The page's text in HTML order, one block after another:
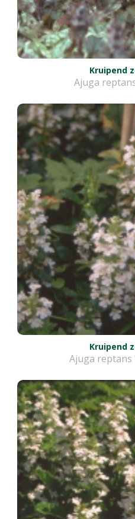
Kruipend
Ajuga
Kruipend
Ajuga reptans